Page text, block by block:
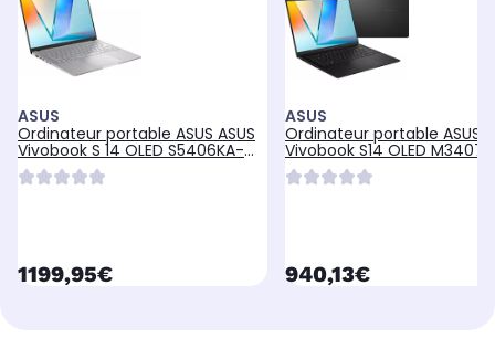
ASUS
Ordinateur portable ASUS ASUS
Vivobook S 14 OLED S5406KA-
QD037W
currentPrice
1199,95€
ASUS
Ordinateur portable ASUS
Vivobook S14 OLED
PRO-OLED-SF8X
currentPrice
940,13€